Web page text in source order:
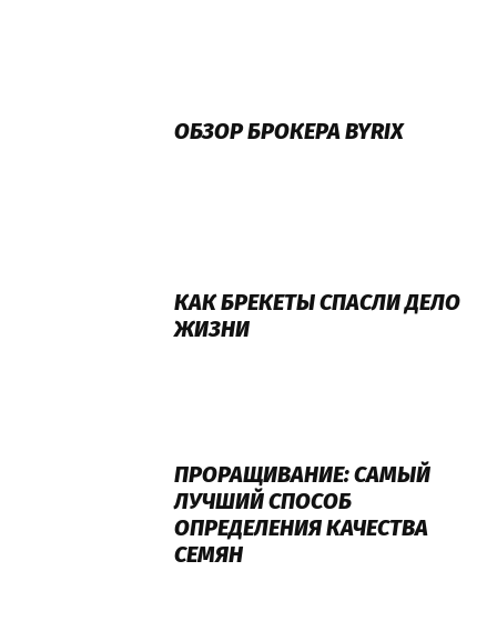
ОБЗОР БРОКЕРА BYRIX
КАК БРЕКЕТЫ СПАСЛИ ДЕЛО
ЖИЗНИ
ПРОРАЩИВАНИЕ: САМЫЙ
ЛУЧШИЙ СПОСОБ
ОПРЕДЕЛЕНИЯ КАЧЕСТВА
СЕМЯН